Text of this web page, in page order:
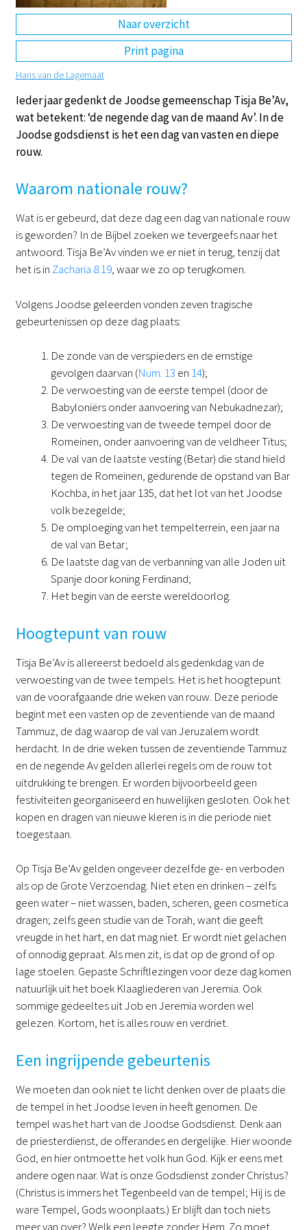
Naar overzicht
Print pagina
Hans van de Lagemaat
Ieder jaar gedenkt de Joodse gemeenschap Tisja Be’Av,
wat betekent: ‘de negende dag van de maand Av’. In de
Joodse godsdienst is het een dag van vasten en diepe
rouw.
Waarom nationale rouw?
Wat is er gebeurd, dat deze dag een dag van nationale rouw
is geworden? In de Bijbel zoeken we tevergeefs naar het
antwoord. Tisja Be’Av vinden we er niet in terug, tenzij dat
het is in Zacharia 8:19, waar we zo op terugkomen.
Volgens Joodse geleerden vonden zeven tragische
gebeurtenissen op deze dag plaats:
De zonde van de verspieders en de ernstige
gevolgen daarvan (Num. 13 en 14);
De verwoesting van de eerste tempel (door de
Babyloniërs onder aanvoering van Nebukadnezar);
De verwoesting van de tweede tempel door de
Romeinen, onder aanvoering van de veldheer Titus;
De val van de laatste vesting (Betar) die stand hield
tegen de Romeinen, gedurende de opstand van Bar
Kochba, in het jaar 135, dat het lot van het Joodse
volk bezegelde;
De omploeging van het tempelterrein, een jaar na
de val van Betar;
De laatste dag van de verbanning van alle Joden uit
Spanje door koning Ferdinand;
Het begin van de eerste wereldoorlog.
Hoogtepunt van rouw
Tisja Be’Av is allereerst bedoeld als gedenkdag van de
verwoesting van de twee tempels. Het is het hoogtepunt
van de voorafgaande drie weken van rouw. Deze periode
begint met een vasten op de zeventiende van de maand
Tammuz, de dag waarop de val van Jeruzalem wordt
herdacht. In de drie weken tussen de zeventiende Tammuz
en de negende Av gelden allerlei regels om de rouw tot
uitdrukking te brengen. Er worden bijvoorbeeld geen
festiviteiten georganiseerd en huwelijken gesloten. Ook het
kopen en dragen van nieuwe kleren is in die periode niet
toegestaan.
Op Tisja Be’Av gelden ongeveer dezelfde ge- en verboden
als op de Grote Verzoendag. Niet eten en drinken – zelfs
geen water – niet wassen, baden, scheren, geen cosmetica
dragen; zelfs geen studie van de Torah, want die geeft
vreugde in het hart, en dat mag niet. Er wordt niet gelachen
of onnodig gepraat. Als men zit, is dat op de grond of op
lage stoelen. Gepaste Schriftlezingen voor deze dag komen
natuurlijk uit het boek Klaagliederen van Jeremia. Ook
sommige gedeeltes uit Job en Jeremia worden wel
gelezen. Kortom, het is alles rouw en verdriet.
Een ingrijpende gebeurtenis
We moeten dan ook niet te licht denken over de plaats die
de tempel in het Joodse leven in heeft genomen. De
tempel was het hart van de Joodse Godsdienst. Denk aan
de priesterdienst, de offerandes en dergelijke. Hier woonde
God, en hier ontmoette het volk hun God. Kijk er eens met
andere ogen naar. Wat is onze Godsdienst zonder Christus?
(Christus is immers het Tegenbeeld van de tempel; Hij is de
ware Tempel, Gods woonplaats.) Er blijft dan toch niets
meer van over? Welk een leegte zonder Hem. Zo moet
DE EN